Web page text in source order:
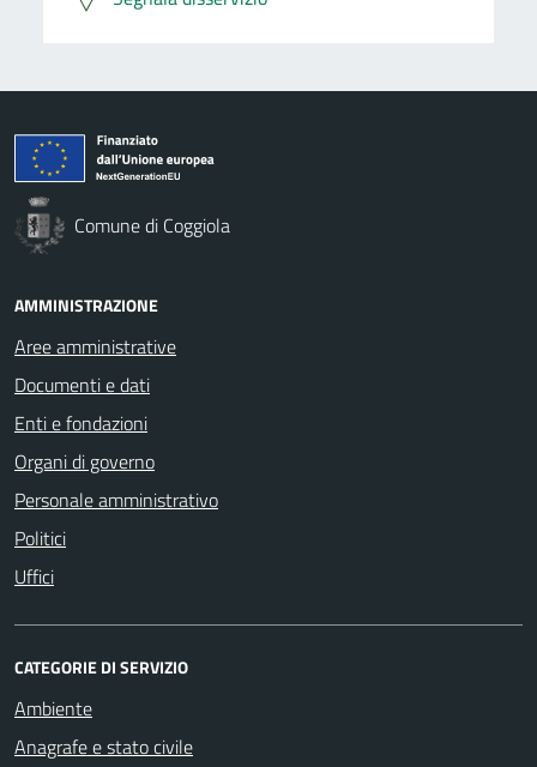
Comune di Coggiola
AMMINISTRAZIONE
Aree amministrative
Documenti e dati
Enti e fondazioni
Organi di governo
Personale amministrativo
Politici
Uffici
CATEGORIE DI SERVIZIO
Ambiente
Anagrafe e stato civile